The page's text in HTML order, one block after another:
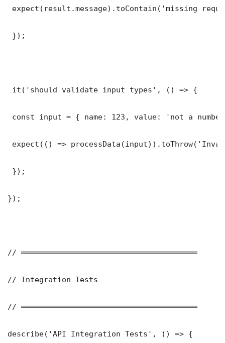
expect(result.message).toContain('missing
});
it('should validate input types', () => {
const input = { name: 123, value: 'not a
expect(() =>
});
});
// ═══════════════════════════════════════
// Integration Tests
// ═══════════════════════════════════════
describe('API Integration Tests', () => {